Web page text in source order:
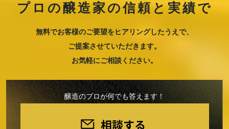
プロの醸造家の信頼と実績で
無料でお客様のご要望をヒアリングしたうえで、
ご提案させていただきます。
お気軽にご相談ください。
醸造のプロが何でも答えます！